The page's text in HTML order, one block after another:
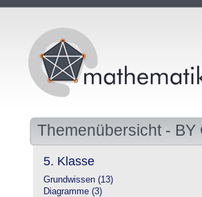
Themenübersicht - BY
5. Klasse
Grundwissen (13)
Diagramme (3)